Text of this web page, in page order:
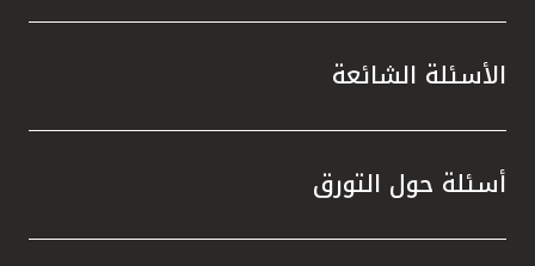
الأسئلة الشائعة
أسئلة حول التورق